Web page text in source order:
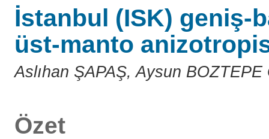
İstanbul (ISK) geniş-
üst-manto
Aslıhan ŞAPAŞ, Aysun BOZTEPE
Özet